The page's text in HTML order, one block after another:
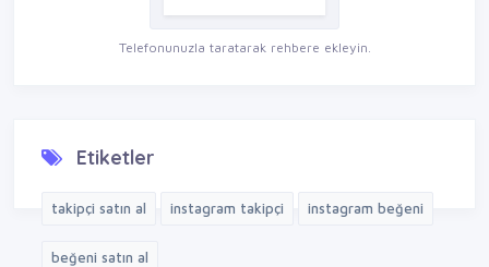
Telefonunuzla taratarak rehbere ekleyin.
Etiketler
takipçi satın al instagram takipçi instagram beğeni
beğeni satın al